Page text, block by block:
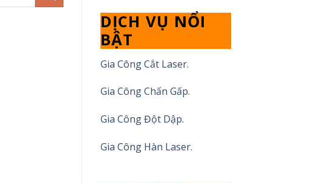
DỊCH VỤ NỔI
BẬT
Gia Công Cắt Laser.
Gia Công Chấn Gấp.
Gia Công Đột Dập.
Gia Công Hàn Laser.